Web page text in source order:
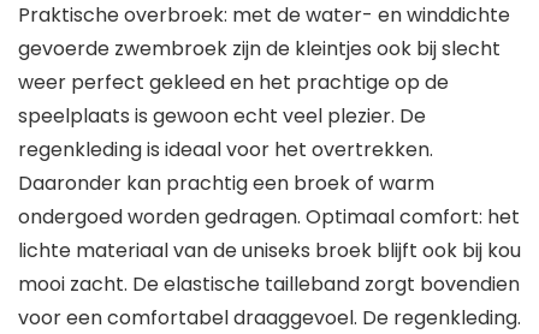
Praktische overbroek: met de water- en winddichte
gevoerde zwembroek zijn de kleintjes ook bij slecht
weer perfect gekleed en het prachtige op de
speelplaats is gewoon echt veel plezier. De
regenkleding is ideaal voor het overtrekken.
Daaronder kan prachtig een broek of warm
ondergoed worden gedragen. Optimaal comfort: het
lichte materiaal van de uniseks broek blijft ook bij kou
mooi zacht. De elastische tailleband zorgt bovendien
voor een comfortabel draaggevoel. De regenkleding.